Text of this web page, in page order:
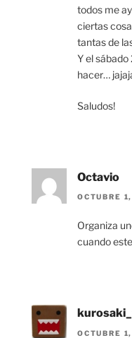
todos me
ciertas
tantas de
Y el
hacer…
Saludos!
Octavio
OCTUBRE
Organiza
cuando
OCTUBRE